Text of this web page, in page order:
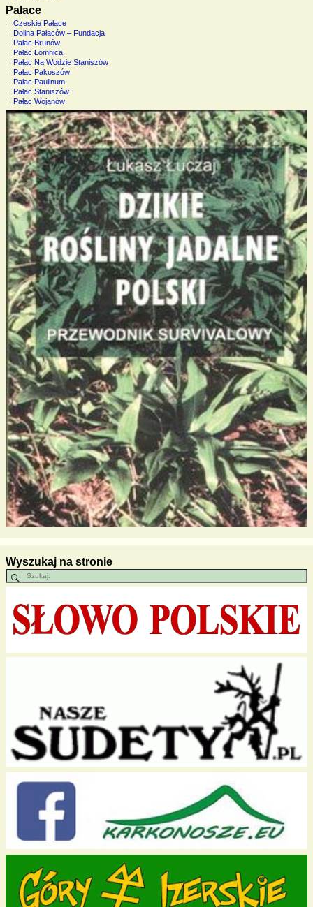
Pałace
Czeskie Pałace
Dolina Pałaców – Fundacja
Pałac Brunów
Pałac Łomnica
Pałac Na Wodzie Staniszów
Pałac Pakoszów
Pałac Paulinum
Pałac Staniszów
Pałac Wojanów
Wyszukaj na stronie